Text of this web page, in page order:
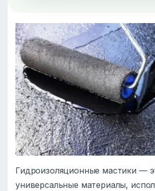
Гидроизоляционные мастики —
универсальные материалы,